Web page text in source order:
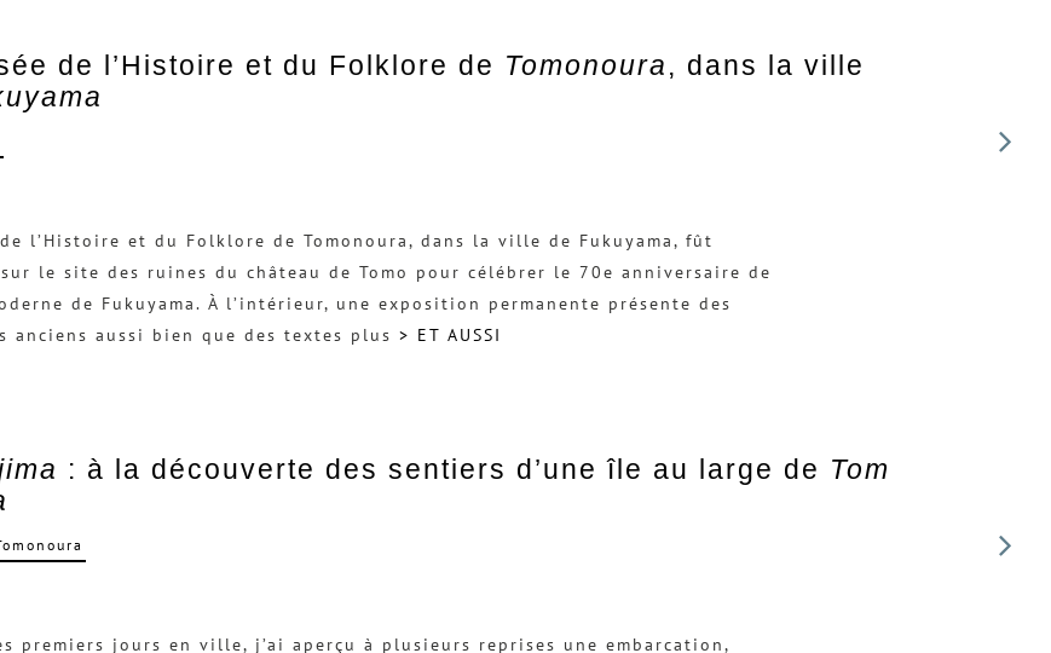
de l’Histoire et du Folklore de Tomonoura, dans la ville
de l’Histoire et du Folklore de Tomonoura, dans la ville de Fukuyama, fût
le site des ruines du château de Tomo pour célébrer le 70e anniversaire de
de Fukuyama. À l’intérieur, une exposition permanente présente des
anciens aussi bien que des textes plus > ET AUSSI
: à la découverte des sentiers d’une île au large de Tom
premiers jours en ville, j’ai aperçu à plusieurs reprises une embarcation,